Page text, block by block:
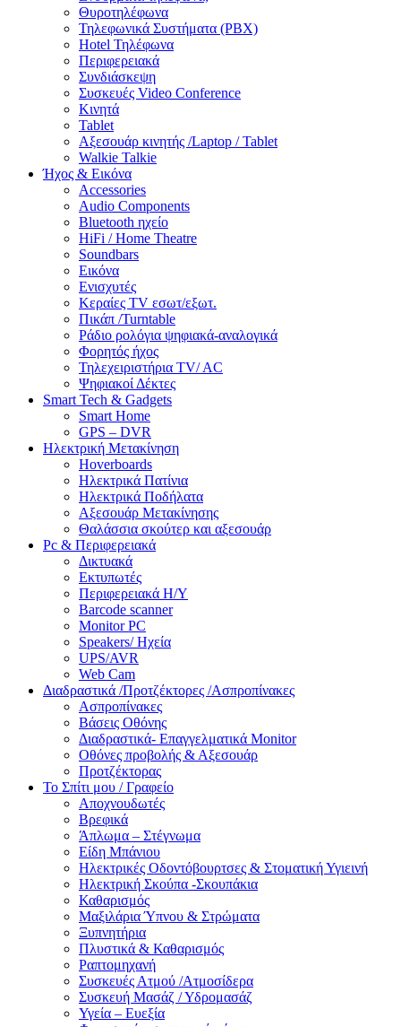
Θυροτηλέφωνα
Τηλεφωνικά Συστήματα (PBX)
Hotel Τηλέφωνα
Περιφερειακά
Συνδιάσκεψη
Συσκευές Video Conference
Κινητά
Tablet
Αξεσουάρ κινητής /Laptop / Tablet
Walkie Talkie
Ήχος & Εικόνα
Accessories
Audio Components
Bluetooth ηχείο
HiFi / Home Theatre
Soundbars
Εικόνα
Ενισχυτές
Κεραίες TV εσωτ/εξωτ.
Πικάπ /Turntable
Ράδιο ρολόγια ψηφιακά-αναλογικά
Φορητός ήχος
Τηλεχειριστήρια TV/ AC
Ψηφιακοί Δέκτες
Smart Tech & Gadgets
Smart Home
GPS – DVR
Ηλεκτρική Μετακίνηση
Hoverboards
Ηλεκτρικά Πατίνια
Ηλεκτρικά Ποδήλατα
Αξεσουάρ Μετακίνησης
Θαλάσσια σκούτερ και αξεσουάρ
Pc & Περιφερειακά
Δικτυακά
Εκτυπωτές
Περιφερειακά Η/Υ
Barcode scanner
Monitor PC
Speakers/ Ηχεία
UPS/AVR
Web Cam
Διαδραστικά /Προτζέκτορες /Ασπροπίνακες
Ασπροπίνακες
Βάσεις Οθόνης
Διαδραστικά- Επαγγελματικά Monitor
Οθόνες προβολής & Αξεσουάρ
Προτζέκτορας
Το Σπίτι μου / Γραφείο
Αποχνουδωτές
Βρεφικά
Άπλωμα – Στέγνωμα
Είδη Μπάνιου
Ηλεκτρικές Οδοντόβουρτσες & Στοματική Υγιεινή
Ηλεκτρική Σκούπα -Σκουπάκια
Καθαρισμός
Μαξιλάρια Ύπνου & Στρώματα
Ξυπνητήρια
Πλυστικά & Καθαρισμός
Ραπτομηχανή
Συσκευές Ατμού /Ατμοσίδερα
Συσκευή Μασάζ / Υδρομασάζ
Υγεία – Ευεξία